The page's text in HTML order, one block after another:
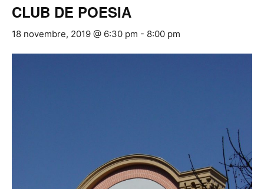
CLUB DE POESIA
18 novembre, 2019 @ 6:30 pm - 8:00 pm